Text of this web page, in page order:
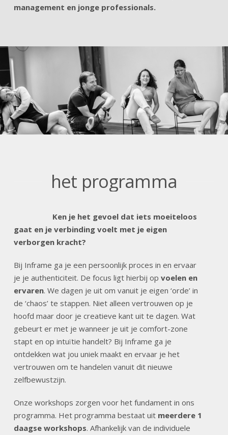
management en jonge professionals.
het programma
Ken je het gevoel dat iets moeiteloos
gaat en je verbinding voelt met je eigen
verborgen kracht?
Bij Inframe ga je een persoonlijk proces in en ervaar
je je authenticiteit. De focus ligt hierbij op voelen en
ervaren. We dagen je uit om vanuit je eigen ‘orde’ in
de ‘chaos’ te stappen. Niet alleen vertrouwen op je
hoofd maar door je creatieve kant uit te dagen. Wat
gebeurt er met je wanneer je uit je comfort-zone
stapt en op intuïtie handelt? Bij Inframe ga je
ontdekken wat jou uniek maakt en ervaar je het
vertrouwen om te handelen vanuit dit nieuwe
zelfbewustzijn.
Onze workshops zorgen voor het fundament in ons
programma. Het programma bestaat uit meerdere 1
daagse workshops. Afhankelijk van de individuele